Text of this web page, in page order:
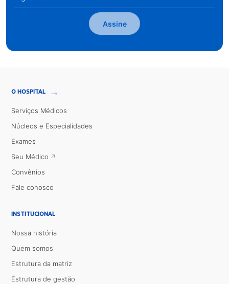
Assine
O HOSPITAL →
Serviços Médicos
Núcleos e Especialidades
Exames
Seu Médico
Convênios
Fale conosco
INSTITUCIONAL
Nossa história
Quem somos
Estrutura da matriz
Estrutura de gestão